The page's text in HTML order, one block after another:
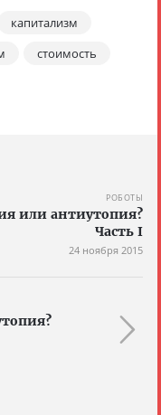
капитализм
стоимость
РОБОТЫ
или антиутопия?
Часть I
24 ноября 2015